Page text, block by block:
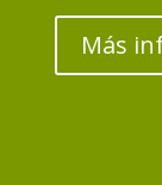
Más